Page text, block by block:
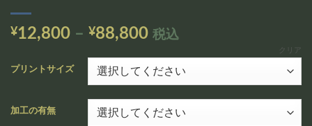
¥12,800 – ¥88,800価
帯:
¥12,800
–
¥88,800
税込
プリントサイズ
加工の有無
クリア